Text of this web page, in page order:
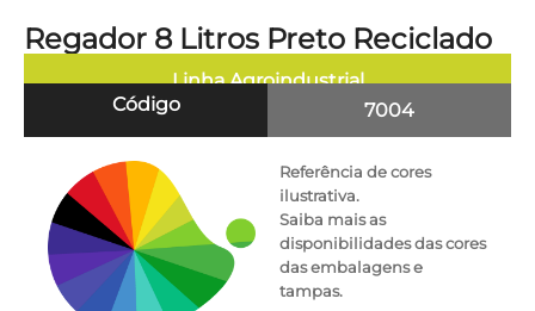
Regador 8 Litros Preto Reciclado
Linha Agroindustrial
Código
7004
Referência de cores
ilustrativa.
Saiba mais as
disponibilidades das cores
das embalagens e
tampas.